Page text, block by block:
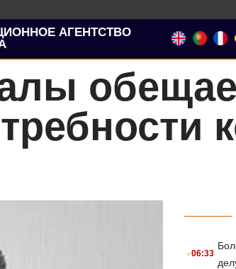
АГЕНТСТВО
.06:33